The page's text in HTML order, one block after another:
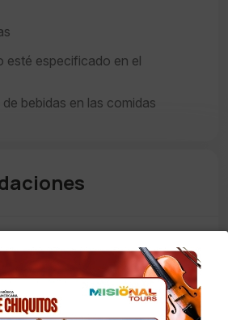
esté especificado en el
bebidas en las comidas
para la caminata
para la noche